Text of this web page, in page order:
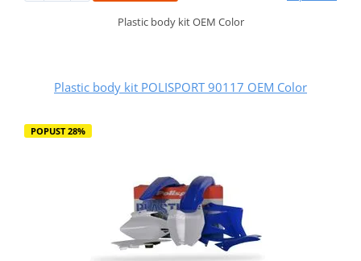
Plastic body kit OEM Color
Plastic body kit POLISPORT 90117 OEM Color
POPUST 28%